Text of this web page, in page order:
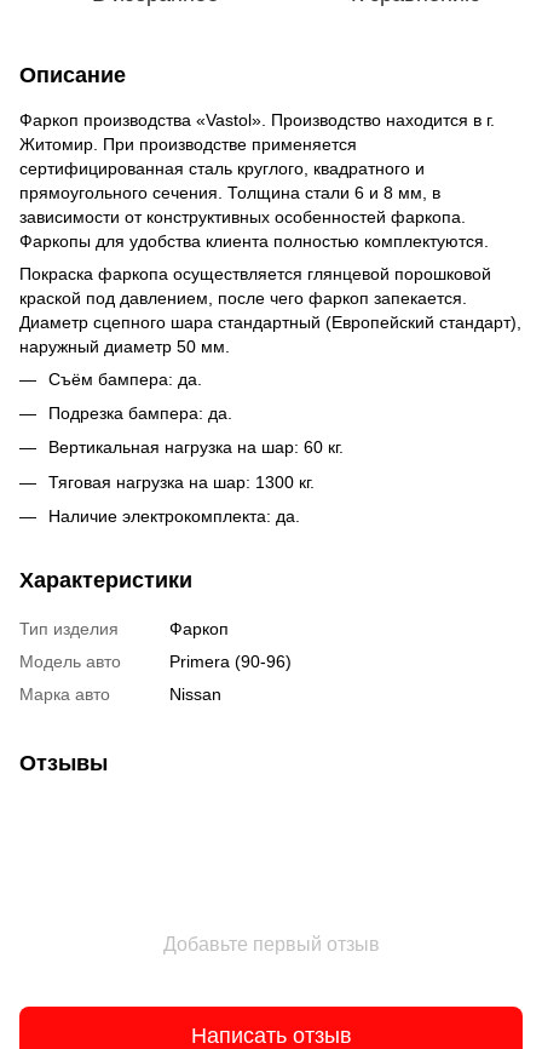
Описание
Фаркоп производства «Vastol». Производство находится в г.
Житомир. При производстве применяется
сертифицированная сталь круглого, квадратного и
прямоугольного сечения. Толщина стали 6 и 8 мм, в
зависимости от конструктивных особенностей фаркопа.
Фаркопы для удобства клиента полностью комплектуются.
Покраска фаркопа осуществляется глянцевой порошковой
краской под давлением, после чего фаркоп запекается.
Диаметр сцепного шара стандартный (Европейский стандарт),
наружный диаметр 50 мм.
Съём бампера: да.
Подрезка бампера: да.
Вертикальная нагрузка на шар: 60 кг.
Тяговая нагрузка на шар: 1300 кг.
Наличие электрокомплекта: да.
Характеристики
Тип изделия
Фаркоп
Модель авто
Primera (90-96)
Марка авто
Nissan
Отзывы
Добавьте первый отзыв
Написать отзыв